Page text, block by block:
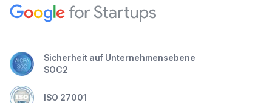
Sicherheit auf Unternehmensebene
SOC2
ISO 27001